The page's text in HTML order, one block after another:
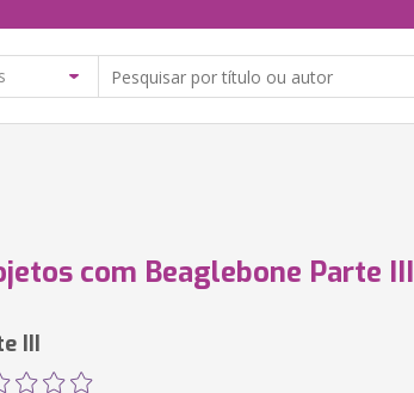
com Beaglebone Parte III
III